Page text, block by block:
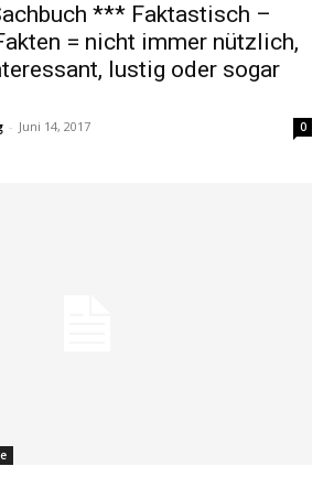
*** Faktastisch –
= nicht immer nützlich,
lustig oder sogar
- Juni 14, 2017 0